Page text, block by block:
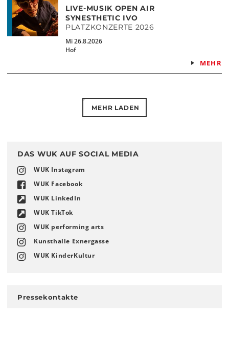
LIVE-MUSIK OPEN AIR
SYNESTHETIC IVO
PLATZKONZERTE 2026
Mi 26.8.2026
Hof
MEHR
MEHR LADEN
DAS WUK AUF SOCIAL MEDIA
WUK Instagram
WUK Facebook
WUK LinkedIn
WUK TikTok
WUK performing arts
Kunsthalle Exnergasse
WUK KinderKultur
Pressekontakte